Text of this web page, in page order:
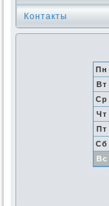
Контакты
Пн
Вт
Ср
Чт
Пт
Сб
Вс